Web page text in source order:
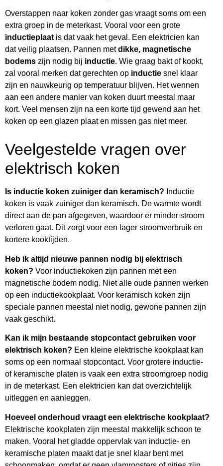
Overstappen naar koken zonder gas vraagt soms om een
extra groep in de meterkast. Vooral voor een grote
inductieplaat is dat vaak het geval. Een elektricien kan
dat veilig plaatsen. Pannen metdikke, magnetische
bodems zijn nodig bij inductie. Wie graag bakt of kookt,
zal vooral merken dat gerechten op inductie snel klaar
zijn en nauwkeurig op temperatuur blijven. Het wennen
aan een andere manier van koken duurt meestal maar
kort. Veel mensen zijn na een korte tijd gewend aan het
koken op een glazen plaat en missen gas niet meer.
Veelgestelde vragen over
elektrisch koken
Is inductie koken zuiniger dan keramisch? Inductie
koken is vaak zuiniger dan keramisch. De warmte wordt
direct aan de pan afgegeven, waardoor er minder stroom
verloren gaat. Dit zorgt voor een lager stroomverbruik en
kortere kooktijden.
Heb ik altijd nieuwe pannen nodig bij elektrisch
koken? Voor inductiekoken zijn pannen met een
magnetische bodem nodig. Niet alle oude pannen werken
op een inductiekookplaat. Voor keramisch koken zijn
speciale pannen meestal niet nodig, gewone pannen zijn
vaak geschikt.
Kan ik mijn bestaande stopcontact gebruiken voor
elektrisch koken? Een kleine elektrische kookplaat kan
soms op een normaal stopcontact. Voor grotere inductie-
of keramische platen is vaak een extra stroomgroep nodig
in de meterkast. Een elektricien kan dat overzichtelijk
uitleggen en aanleggen.
Hoeveel onderhoud vraagt een elektrische kookplaat?
Elektrische kookplaten zijn meestal makkelijk schoon te
maken. Vooral het gladde oppervlak van inductie- en
keramische platen maakt dat je snel klaar bent met